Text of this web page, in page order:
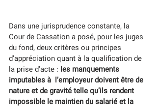
Dans une jurisprudence constante, la
Cour de Cassation a posé, pour les juges
du fond, deux critères ou principes
d’appréciation quant à la qualification de
la prise d’acte : les manquements
imputables à  l’employeur doivent être de
nature et de gravité telle qu’ils rendent
impossible le maintien du salarié et la